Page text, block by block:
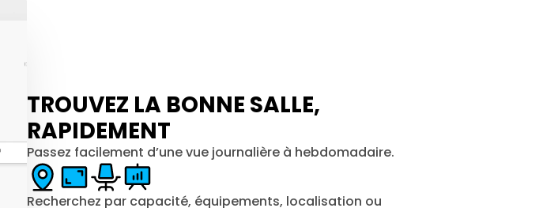
TROUVEZ LA BONNE SALLE,
RAPIDEMENT
Passez facilement d’une vue journalière à hebdomadaire.
Recherchez par capacité, équipements, localisation ou